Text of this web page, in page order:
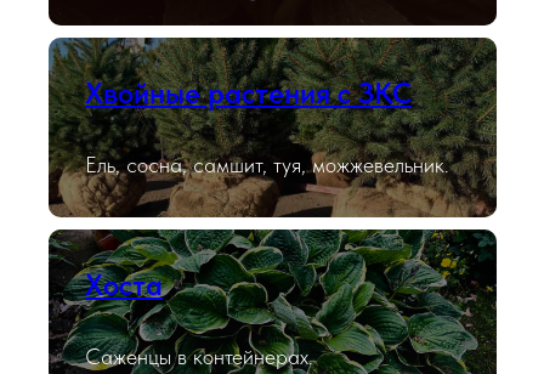
Хвойные растения с ЗКС
Ель, сосна, самшит, туя, можжевельник.
Хоста
Саженцы в контейнерах.